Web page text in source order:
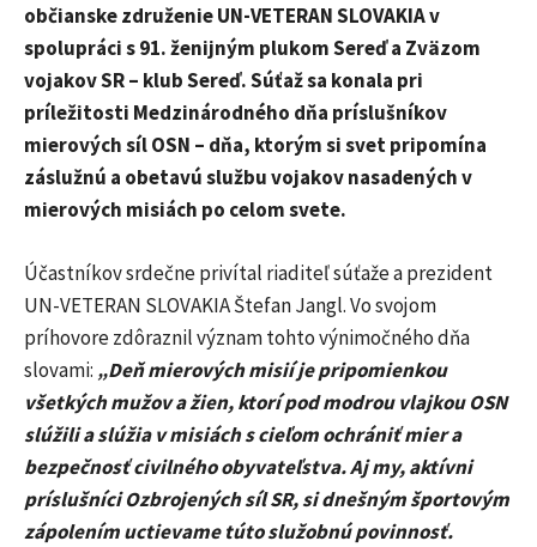
občianske združenie UN-VETERAN SLOVAKIA v
spolupráci s 91. ženijným plukom Sereď a Zväzom
vojakov SR – klub Sereď. Súťaž sa konala pri
príležitosti Medzinárodného dňa príslušníkov
mierových síl OSN – dňa, ktorým si svet pripomína
záslužnú a obetavú službu vojakov nasadených v
mierových misiách po celom svete.
Účastníkov srdečne privítal riaditeľ súťaže a prezident
UN-VETERAN SLOVAKIA Štefan Jangl. Vo svojom
príhovore zdôraznil význam tohto výnimočného dňa
slovami: „Deň mierových misií je pripomienkou
všetkých mužov a žien, ktorí pod modrou vlajkou OSN
slúžili a slúžia v misiách s cieľom ochrániť mier a
bezpečnosť civilného obyvateľstva. Aj my, aktívni
príslušníci Ozbrojených síl SR, si dnešným športovým
zápolením uctievame túto služobnú povinnosť.